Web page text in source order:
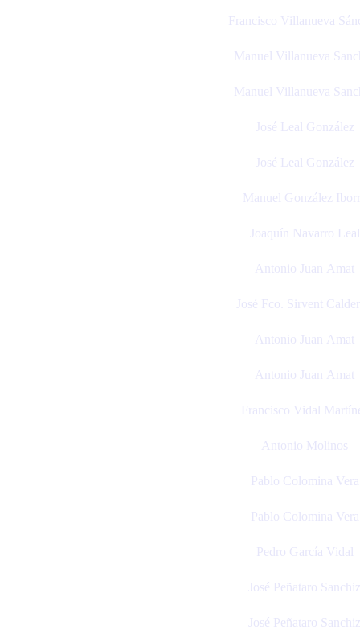
Francisco Villanueva
Manuel Villanueva
Manuel Villanueva
José Leal González
José Leal González
Manuel González
Joaquín Navarro Leal
Antonio Juan Amat
José Fco. Sirvent
Antonio Juan Amat
Antonio Juan Amat
Francisco Vidal
Antonio Molinos
Pablo Colomina Vera
Pablo Colomina Vera
Pedro García Vidal
José Peñataro Sanchiz
José Peñataro Sanchiz